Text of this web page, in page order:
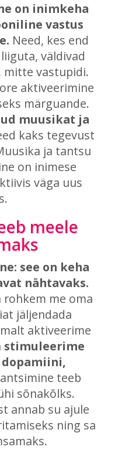
on inimkeha
vastus
Need, kes end
väldivad
vastupidi.
aktiveerimine
märguande.
muusikat ja
kaks tegevust
ja tantsu
on inimese
väga uus
meele
see on keha
nähtavaks.
me oma
jäljendada
aktiveerime
stimuleerime
teeb
sõnakõlks.
annab su ajule
ning sa